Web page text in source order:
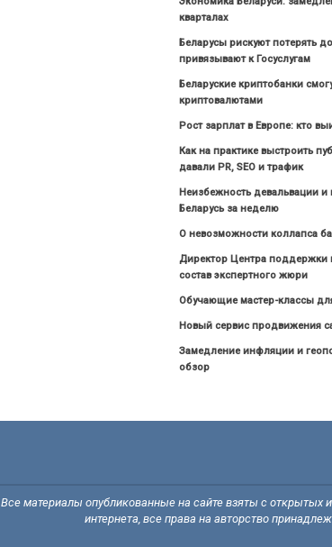
кварталах
Беларусы рискуют потерять
привязывают к Госуслугам
Беларуские криптобанки
криптовалютами
Рост зарплат в Европе: кто
Как на практике выстроить
давали PR, SEO и трафик
Неизбежность девальвации и
Беларусь за неделю
О невозможности коллапса
Директор Центра поддержки
состав экспертного жюри
Обучающие мастер-классы
Новый сервис продвижения
Замедление инфляции и
обзор
Все материалы опубликованные на сайте взяты с открытых
интернета, все права на авторство